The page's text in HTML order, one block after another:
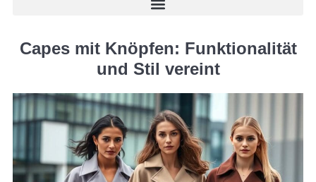
Capes mit Knöpfen: Funktionalität
und Stil vereint